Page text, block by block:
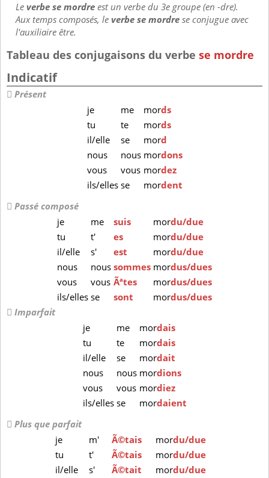
Leverbe se mordreest un verbe du 3e groupe (en -dre).
Aux temps composés, leverbe se mordrese conjugue avec
l'auxiliaire être.
Tableau des conjugaisons du verbe se mordre
Indicatif
Présent
je
me mords
tu
te mords
il/elle
se mord
nous
nous mordons
vous
vous mordez
ils/elles se mordent
Passé composé
je
me suis mordu/due
tu
t' es mordu/due
il/elle
s' est mordu/due
nous
noussommes mordus/dues
vous
vous Ãªtes mordus/dues
ils/ellesse sont mordus/dues
Imparfait
je
me mordais
tu
te mordais
il/elle
se mordait
nous
nous mordions
vous
vous mordiez
ils/elles se mordaient
Plus que parfait
je
m' Ã©tais mordu/due
tu
t' Ã©tais mordu/due
il/elle
s' Ã©tait mordu/due